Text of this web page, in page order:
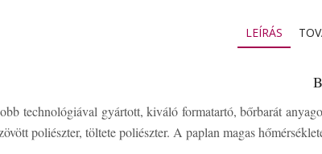
LEÍRÁS
technológiával gyártott, kiváló formatartó, bőrbarát
poliészter, töltete poliészter. A paplan magas